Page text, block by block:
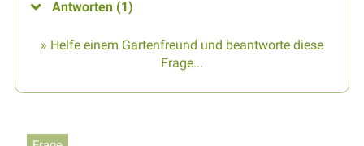
Antworten (1)
» Helfe einem Gartenfreund und beantworte diese
Frage...